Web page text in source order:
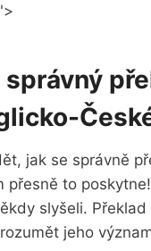
jak se správně
přesně to
slyšeli.
jeho